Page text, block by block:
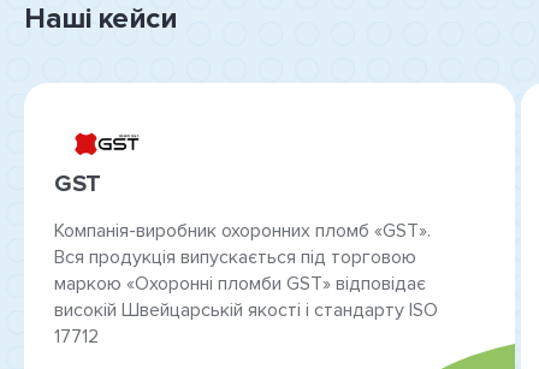
Наші кейси
GST
Компанія-виробник охоронних пломб «GST».
Вся продукція випускається під торговою
маркою «Охоронні пломби GST» відповідає
високій Швейцарській якості і стандарту ISO
17712